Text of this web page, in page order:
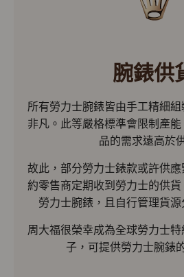
腕錶供
所有勞力士腕錶皆由手工精細
非凡。此等嚴格標準會限制產
品的需求遠高於
故此，部分勞力士錶款或許供
約零售商定期收到勞力士的供
勞力士腕錶，且自行管理貨源
周大福很榮幸成為全球勞力士
子，可提供勞力士腕錶